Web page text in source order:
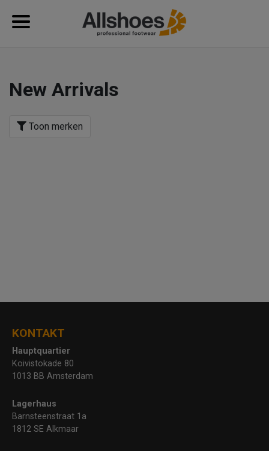
New Arrivals
Toon merken
KONTAKT
Hauptquartier
Koivistokade 80
1013 BB Amsterdam
Lagerhaus
Barnsteenstraat 1a
1812 SE Alkmaar